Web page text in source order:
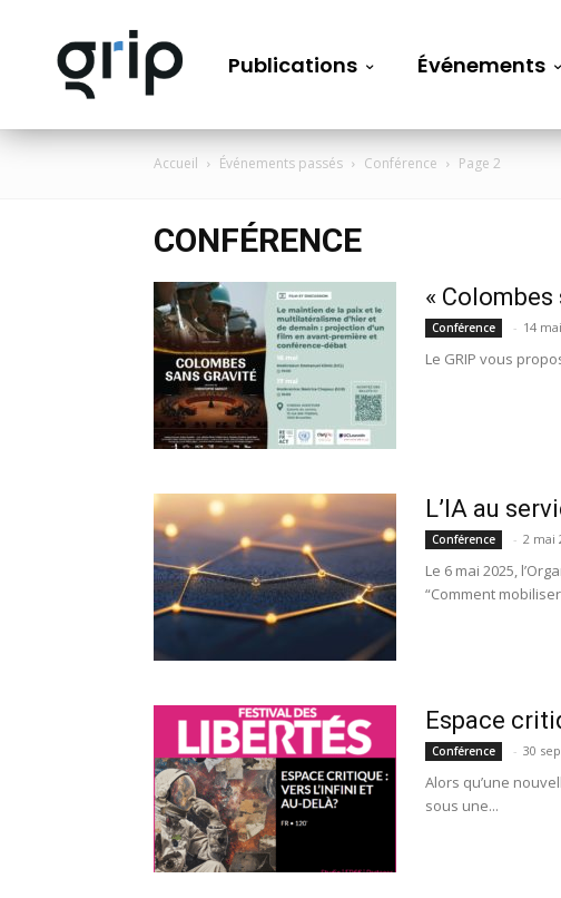
Publications Événements
Accueil Événements passés Conférence Page 2
CONFÉRENCE
«
Conférence - 14
Le GRIP vous
L’IA au
Conférence - 2 mai
Le 6 mai 2025,
“Comment
Espace
Conférence - 30
Alors qu’une
sous une...